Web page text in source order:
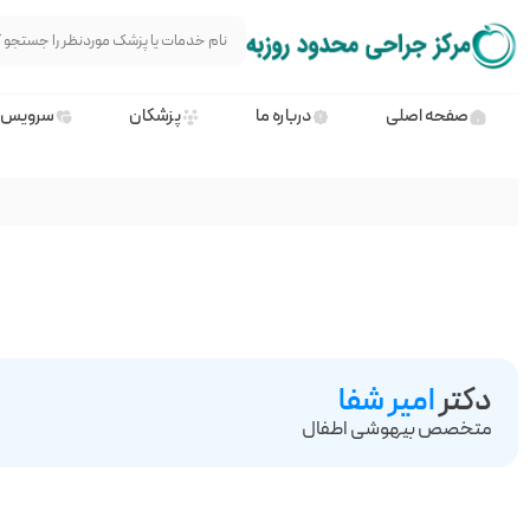
صفحه اصلی درباره ما پزشکان
دکترامیر شفا
متخصص بیهوشی اطفال